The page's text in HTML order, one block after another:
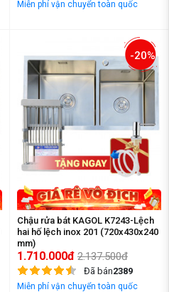
Miễn phí vận chuyển toàn quốc
-20%
Chậu rửa bát KAGOL K7243-Lệch
hai hố lệch inox 201 (720x430x240
mm)
1.710.000đ 2.137.500đ
Đã bán2389
Miễn phí vận chuyển toàn quốc